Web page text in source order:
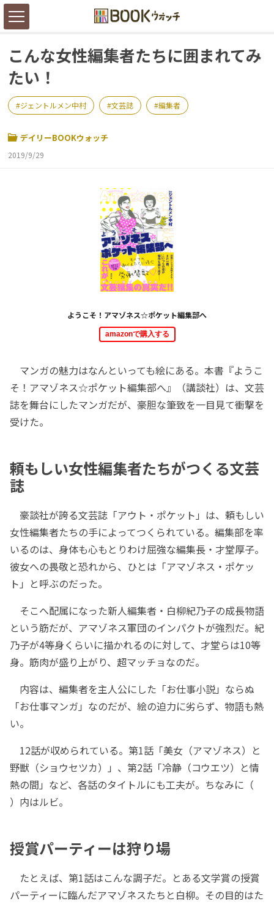
こんな女性編集者たちに囲まれてみ
たい！
ジェントルメン中村 文芸誌 編集者
デイリーBOOKウォッチ
2019/9/29
ようこそ！アマゾネス☆ポケット編集部へ
amazonで購入する
マンガの魅力はなんといっても絵にある。本書『ようこ
そ！アマゾネス☆ポケット編集部へ』（講談社）は、文芸
誌を舞台にしたマンガだが、豪胆な筆致を一目見て衝撃を
受けた。
頼もしい女性編集者たちがつくる文芸
誌
豪談社が誇る文芸誌「アウト・ポケット」は、頼もしい
女性編集者たちの手によってつくられている。編集部を率
いるのは、身体も心もとりわけ屈強な編集長・才堂厚子。
彼女への畏敬と恐れから、ひとは「アマゾネス・ポケッ
ト」と呼ぶのだった。
そこへ配属になった新人編集者・白柳紀乃子の成長物語
という筋だが、アマゾネス軍団のインパクトが強烈だ。紀
乃子が4等身くらいに描かれるのに対して、才堂らは10等
身。筋肉が盛り上がり、超マッチョなのだ。
内容は、編集者を主人公にした「お仕事小説」ならぬ
「お仕事マンガ」なのだが、絵の迫力に劣らず、物語も熱
い。
12話が収められている。第1話「美女（アマゾネス）と
野獣（ショウセツカ）」、第2話「冷静（コウエツ）と情
熱の間」など、各話のタイトルにも工夫が。ちなみに（
）内はルビ。
授賞パーティーは狩り場
たとえば、第1話はこんな調子だ。とある文学賞の授賞
パーティーに臨んだアマゾネスたちと白柳。その目的はた